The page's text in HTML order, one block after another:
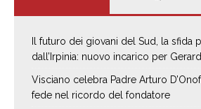
Il futuro dei giovani del Sud, la sfida
dall’Irpinia: nuovo incarico per
Visciano celebra Padre Arturo
fede nel ricordo del fondatore